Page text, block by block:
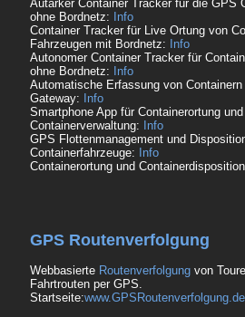
Autarker Container Tracker für die GPS
ohne Bordnetz: Info
Container Tracker für Live Ortung von
Fahrzeugen mit Bordnetz: Info
Autonomer Container Tracker für
ohne Bordnetz: Info
Automatische Erfassung von
Gateway: Info
Smartphone App für Containerortung
Containerverwaltung: Info
GPS Flottenmanagement und
Containerfahrzeuge: Info
Containerortung und
GPS Routenverfolgung
Webbasierte Routenverfolgung von
Fahrtrouten per GPS.
Startseite:www.GPSRoutenverfolgung.de